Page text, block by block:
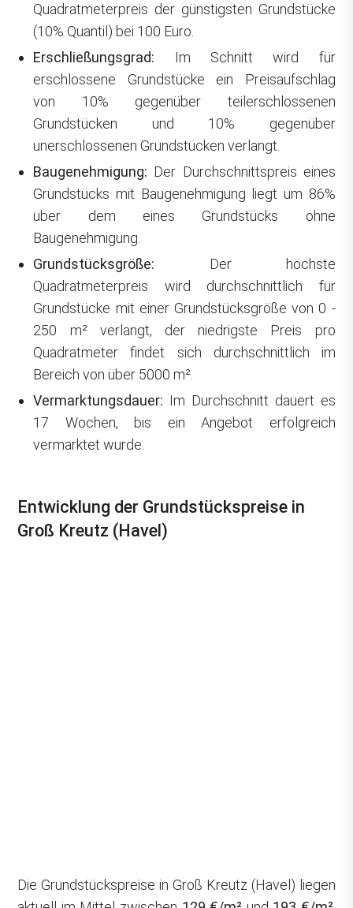
Quadratmeterpreis der günstigsten Grundstücke
(10% Quantil) bei 100 Euro.
Erschließungsgrad: Im Schnitt wird für
erschlossene Grundstücke ein Preisaufschlag
von 10% gegenüber teilerschlossenen
Grundstücken und 10% gegenüber
unerschlossenen Grundstücken verlangt.
Baugenehmigung: Der Durchschnittspreis eines
Grundstücks mit Baugenehmigung liegt um 86%
über dem eines Grundstücks ohne
Baugenehmigung.
Grundstücksgröße: Der höchste
Quadratmeterpreis wird durchschnittlich für
Grundstücke mit einer Grundstücksgröße von 0 -
250 m² verlangt, der niedrigste Preis pro
Quadratmeter findet sich durchschnittlich im
Bereich von über 5000 m².
Vermarktungsdauer: Im Durchschnitt dauert es
17 Wochen, bis ein Angebot erfolgreich
vermarktet wurde.
Entwicklung der Grundstückspreise in
Groß Kreutz (Havel)
Die Grundstückspreise in Groß Kreutz (Havel) liegen